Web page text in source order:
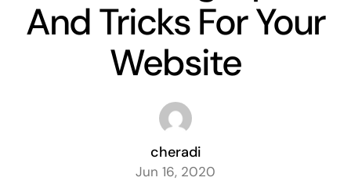
And Tricks For Your
Website
cheradi
Jun 16, 2020